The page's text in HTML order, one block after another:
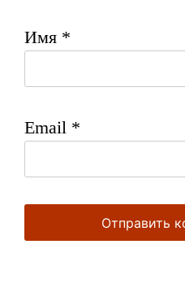
Имя *
Email *